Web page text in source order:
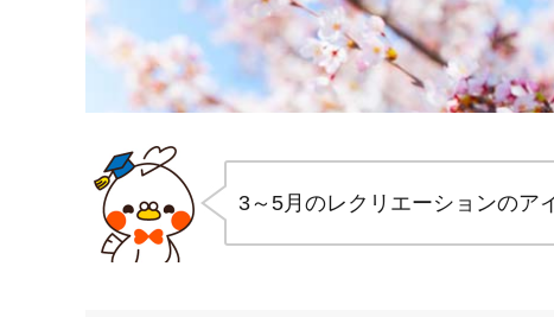
3～5月のレクリエーションのア